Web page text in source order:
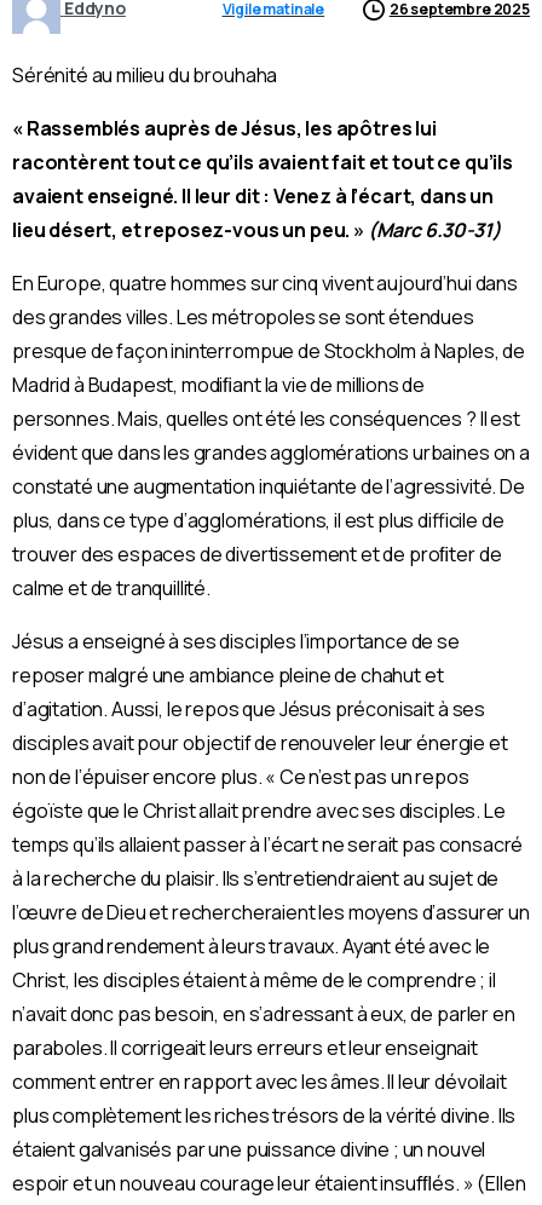
Eddyno Vigile matinale 26 septembre 2025
Sérénité au milieu du brouhaha
« Rassemblés auprès de Jésus, les apôtres lui
racontèrent tout ce qu’ils avaient fait et tout ce qu’ils
avaient enseigné. Il leur dit : Venez à l’écart, dans un
lieu désert, et reposez-vous un peu. » (Marc 6.30-31)
En Europe, quatre hommes sur cinq vivent aujourd’hui dans
des grandes villes. Les métropoles se sont étendues
presque de façon ininterrompue de Stockholm à Naples, de
Madrid à Budapest, modiﬁant la vie de millions de
personnes. Mais, quelles ont été les conséquences ? Il est
évident que dans les grandes agglomérations urbaines on a
constaté une augmentation inquiétante de l’agressivité. De
plus, dans ce type d’agglomérations, il est plus difficile de
trouver des espaces de divertissement et de proﬁter de
calme et de tranquillité.
Jésus a enseigné à ses disciples l’importance de se
reposer malgré une ambiance pleine de chahut et
d’agitation. Aussi, le repos que Jésus préconisait à ses
disciples avait pour objectif de renouveler leur énergie et
non de l’épuiser encore plus. « Ce n’est pas un repos
égoïste que le Christ allait prendre avec ses disciples. Le
temps qu’ils allaient passer à l’écart ne serait pas consacré
à la recherche du plaisir. Ils s’entretiendraient au sujet de
l’œuvre de Dieu et rechercheraient les moyens d’assurer un
plus grand rendement à leurs travaux. Ayant été avec le
Christ, les disciples étaient à même de le comprendre ; il
n’avait donc pas besoin, en s’adressant à eux, de parler en
paraboles. Il corrigeait leurs erreurs et leur enseignait
comment entrer en rapport avec les âmes. Il leur dévoilait
plus complètement les riches trésors de la vérité divine. Ils
étaient galvanisés par une puissance divine ; un nouvel
espoir et un nouveau courage leur étaient insufﬂés. » (Ellen